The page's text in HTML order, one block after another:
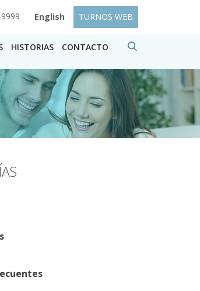
English TURNOS WEB
HISTORIAS CONTACTO